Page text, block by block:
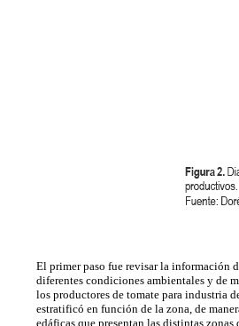
El primer paso fue revisar la información
diferentes condiciones ambientales y de
los productores de tomate para industria
estratificó en función de la zona, de
edáficas que presentan las distintas